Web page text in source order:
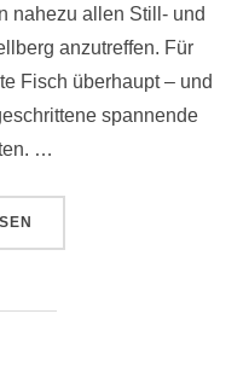
nahezu allen Still- und
anzutreffen. Für
Fisch überhaupt – und
spannende
…